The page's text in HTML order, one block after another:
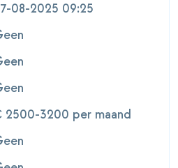
08-2025 09:25
2500-3200 per maand